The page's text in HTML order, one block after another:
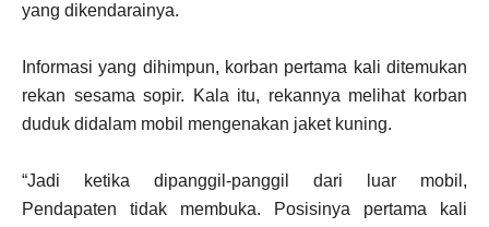
yang dikendarainya.
Informasi yang dihimpun, korban pertama kali ditemukan
rekan sesama sopir. Kala itu, rekannya melihat korban
duduk didalam mobil mengenakan jaket kuning.
“Jadi ketika dipanggil-panggil dari luar mobil,
Pendapaten tidak membuka. Posisinya pertama kali